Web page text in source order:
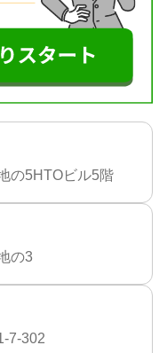
の5HTOビル5階
の3
7-302